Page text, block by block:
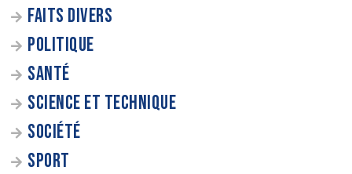
FAITS DIVERS
POLITIQUE
SANTÉ
SCIENCE ET TECHNIQUE
SOCIÉTÉ
SPORT